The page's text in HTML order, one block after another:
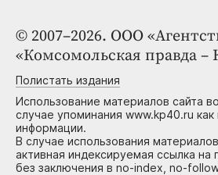
© 2007–2026. ООО
«Комсомольская правда –
Полистать издания
Использование материалов сайта
случае упоминания www.kp40.ru как
информации.
В случае использования
активная индексируемая ссылка на
без заключения в no-index, no-